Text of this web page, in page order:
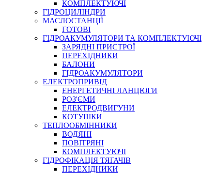
СПЕЦІАЛЬНІ
ГЕРМЕТИКИ
КЛЕЇ, ЦЕМЕНТИ, ЕПОКСИДКИ
РЕМОНТ ГІДРОЦИЛІНДРІВ
КОМПЛЕКТУЮЧІ
ГІДРОЦИЛІНДРИ
МАСЛОСТАНЦІЇ
ГОТОВІ
ГІДРОАКУМУЛЯТОРИ ТА КОМПЛЕКТУЮЧІ
ЗАРЯДНІ ПРИСТРОЇ
ПЕРЕХІДНИКИ
БАЛОНИ
ГІДРОАКУМУЛЯТОРИ
ЕЛЕКТРОПРИВІД
ЕНЕРГЕТИЧНІ ЛАНЦЮГИ
РОЗ'ЄМИ
ЕЛЕКТРОДВИГУНИ
КОТУШКИ
ТЕПЛООБМІННИКИ
ВОДЯНІ
ПОВІТРЯНІ
КОМПЛЕКТУЮЧІ
ГІДРОФІКАЦІЯ ТЯГАЧІВ
ПЕРЕХІДНИКИ